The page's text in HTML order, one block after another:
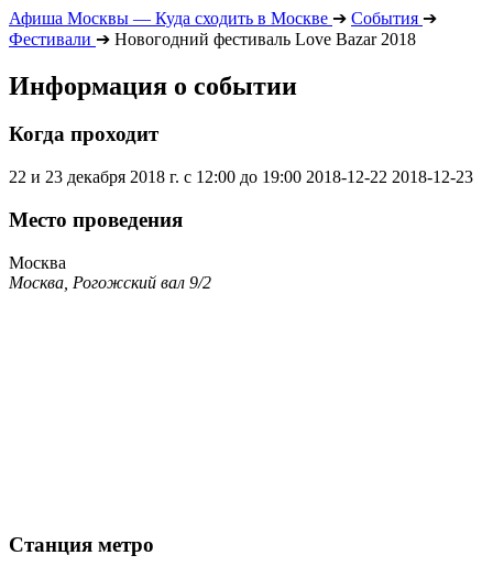
Афиша Москвы — Куда сходить в Москве ➔ События ➔
Фестивали ➔ Новогодний фестиваль Love Bazar 2018
Информация о событии
Когда проходит
22 и 23 декабря 2018 г. с 12:00 до 19:00 2018-12-22 2018-12-23
Место проведения
Москва
Москва, Рогожский вал 9/2
Станция метро